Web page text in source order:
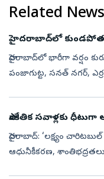
Related
హైదరాబాద్‌లో
హైదరాబాద్‌లో భారీగా వర్షం
పంజాగుట్ట, సనత్‌ నగర్‌,
సాంకేతిక సవాళ్లకు
హైదరాబాద్: ‘లక్ష్యం
ఆధునీకీకరణ,